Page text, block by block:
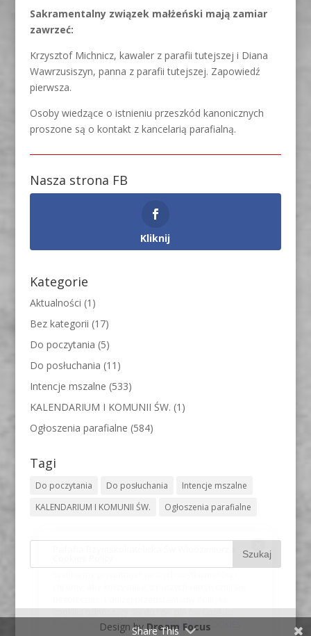
Sakramentalny związek małżeński mają zamiar
zawrzeć:
Krzysztof Michnicz, kawaler z parafii tutejszej i Diana
Wawrzusiszyn, panna z parafii tutejszej. Zapowiedź
pierwsza.
Osoby wiedzące o istnieniu przeszkód kanonicznych
proszone są o kontakt z kancelarią parafialną.
Nasza strona FB
Kliknij
Kategorie
Aktualności (1)
Bez kategorii (17)
Do poczytania (5)
Do posłuchania (11)
Intencje mszalne (533)
KALENDARIUM I KOMUNII ŚW. (1)
Ogłoszenia parafialne (584)
Tagi
Do poczytania Do posłuchania
Intencje mszalne
KALENDARIUM I KOMUNII ŚW.
Ogłoszenia parafialne
Design byDream Focus
Share This